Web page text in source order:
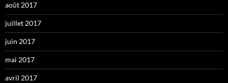
août 2017
juillet 2017
juin 2017
mai 2017
avril 2017